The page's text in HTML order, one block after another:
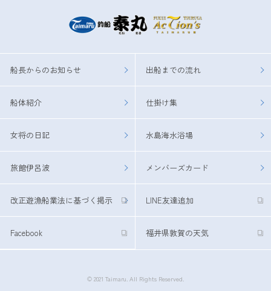
船長からのお知らせ 出船までの流れ
船体紹介 仕掛け集
女将の日記 水島海水浴場
旅館伊呂波 メンバーズカード
改正遊漁船業法に基づく掲示 LINE友達追加
Facebook 福井県敦賀の天気
© 2021 Taimaru. All Rights Reserved.